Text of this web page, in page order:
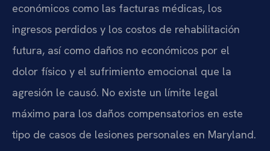
económicos como las facturas médicas, los
ingresos perdidos y los costos de rehabilitación
futura, así como daños no económicos por el
dolor físico y el sufrimiento emocional que la
agresión le causó. No existe un límite legal
máximo para los daños compensatorios en este
tipo de casos de lesiones personales en Maryland.